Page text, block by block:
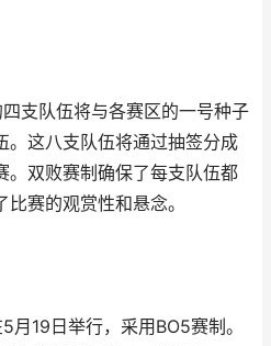
支队伍将与各赛区的一号种子
。这八支队伍将通过抽签分成
。双败赛制确保了每支队伍都
赛的观赏性和悬念。
19日举行，采用BO5赛制。